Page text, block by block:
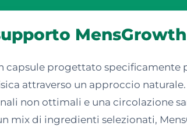
MensGrowth
capsule progettato specificamente
attraverso un approccio
non ottimali e una circolazione
mix di ingredienti selezionati,